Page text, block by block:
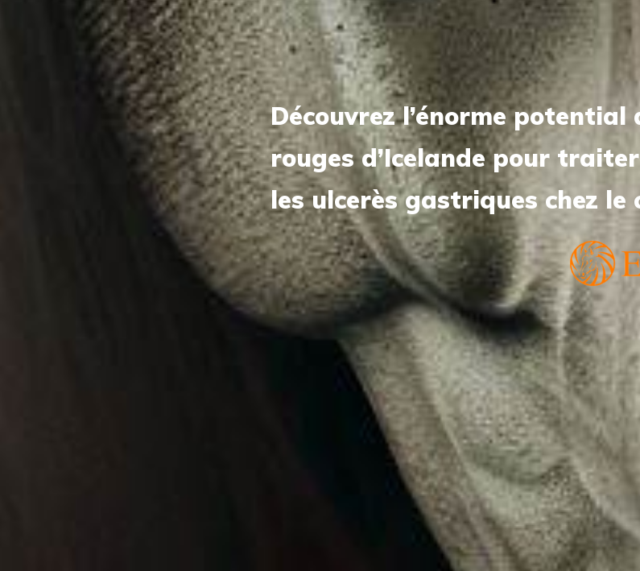
Découvrez l’énorme potential
rouges d’Icelande pour
les ulcerès gastriques chez le